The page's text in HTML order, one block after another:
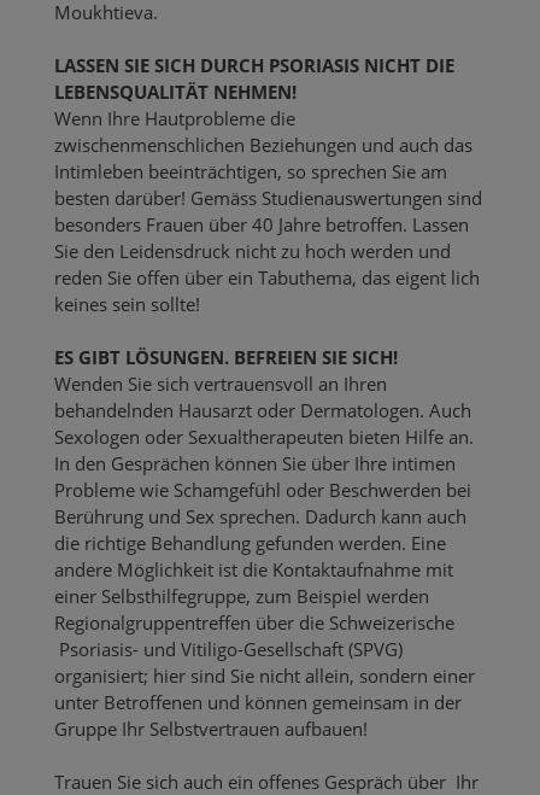
Moukhtieva.
LASSEN SIE SICH DURCH PSORIASIS NICHT DIE
LEBENSQUALITÄT NEHMEN!
Wenn Ihre Hautprobleme die
zwischenmenschlichen Beziehungen und auch das
Intimleben beeinträchtigen, so sprechen Sie am
besten darüber! Gemäss Studienauswertungen sind
besonders Frauen über 40 Jahre betroffen. Lassen
Sie den Leidensdruck nicht zu hoch werden und
reden Sie offen über ein Tabuthema, das eigent lich
keines sein sollte!
ES GIBT LÖSUNGEN. BEFREIEN SIE SICH!
Wenden Sie sich vertrauensvoll an Ihren
behandelnden Hausarzt oder Dermatologen. Auch
Sexologen oder Sexualtherapeuten bieten Hilfe an.
In den Gesprächen können Sie über Ihre intimen
Probleme wie Schamgefühl oder Beschwerden bei
Berührung und Sex sprechen. Dadurch kann auch
die richtige Behandlung gefunden werden. Eine
andere Möglichkeit ist die Kontaktaufnahme mit
einer Selbsthilfegruppe, zum Beispiel werden
Regionalgruppentreffen über die Schweizerische
Psoriasis- und Vitiligo-Gesellschaft (SPVG)
organisiert; hier sind Sie nicht allein, sondern einer
unter Betroffenen und können gemeinsam in der
Gruppe Ihr Selbstvertrauen aufbauen!
Trauen Sie sich auch ein offenes Gespräch über Ihr